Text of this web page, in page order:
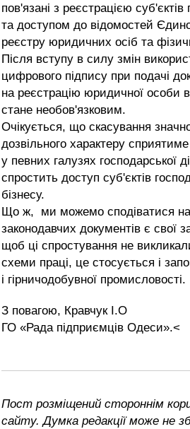
пов'язані з реєстрацією
та доступом до відомостей
реєстру юридичних осіб та
Після вступу в силу змін
цифрового підпису при подачі
на реєстрацію юридичної особи
стане необов'язковим.
Очікується, що скасування
дозвільного характеру
у певних галузях господарської
спростить доступ суб'єктів
бізнесу.
Що ж, ми можемо сподіватися
законодавчих документів є свої
щоб ці спростування не
схеми праці, це стосується і
і гірничодобувної промисловості.
З повагою, Кравчук І.О
ГО «Рада підприємців Одеси».<
Пост розміщений стороннім
сайту. Думка редакції може не